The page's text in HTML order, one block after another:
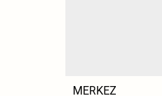
MERKEZ